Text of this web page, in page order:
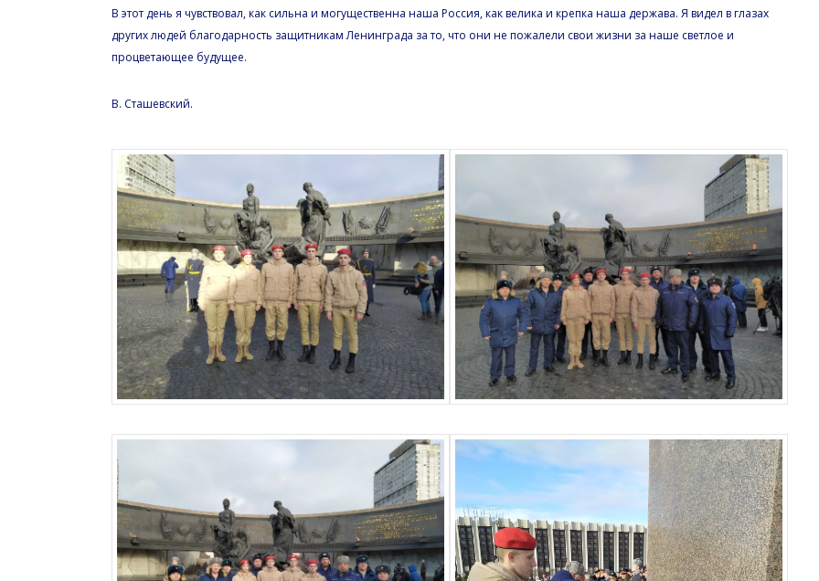
В этот день я чувствовал, как сильна и могущественна наша Россия, как велика и крепка наша держава. Я видел в глазах
других людей благодарность защитникам Ленинграда за то, что они не пожалели свои жизни за наше светлое и
процветающее будущее.
В. Сташевский.